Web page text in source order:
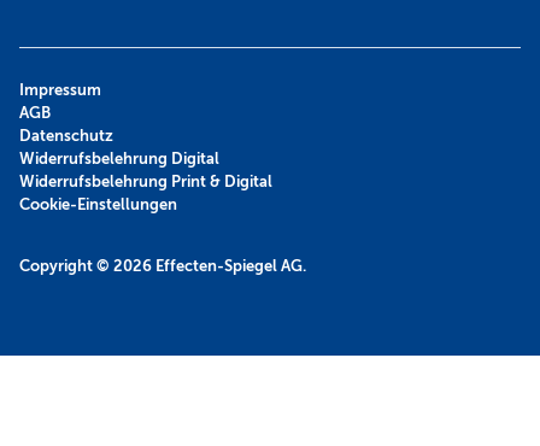
Copyright © 2026 Effecten-Spiegel AG.
Impressum
AGB
Datenschutz
Widerrufsbelehrung Digital
Widerrufsbelehrung Print & Digital
Cookie-Einstellungen